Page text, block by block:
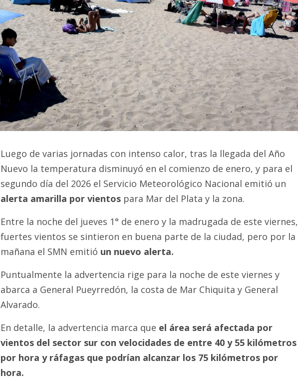
Luego de varias jornadas con intenso calor, tras la llegada del Año
Nuevo la temperatura disminuyó en el comienzo de enero, y para el
segundo día del 2026 el Servicio Meteorológico Nacional emitió un
alerta amarilla por vientospara Mar del Plata y la zona.
Entre la noche del jueves 1° de enero y la madrugada de este viernes,
fuertes vientos se sintieron en buena parte de la ciudad, pero por la
mañana el SMN emitió un nuevo alerta.
Puntualmente la advertencia rige para la noche de este viernes y
abarca a General Pueyrredón, la costa de Mar Chiquita y General
Alvarado.
En detalle, la advertencia marca que el área será afectada por
vientos del sector sur con velocidades de entre 40 y 55 kilómetros
por hora y ráfagas que podrían alcanzar los 75 kilómetros por
hora.